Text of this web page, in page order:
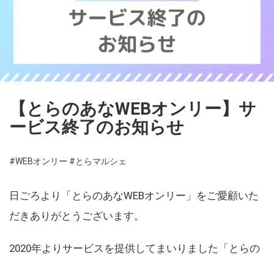
【とらのあなWEBオンリー】サ
ービス終了のお知らせ
#WEBオンリー #とらマルシェ
日ごろより「とらのあなWEBオンリー」をご愛顧いた
だきありがとうございます。
2020年よりサービスを提供してまいりました「とらの